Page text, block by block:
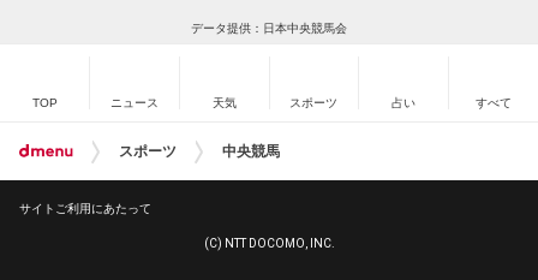
データ提供：日本中央競馬会
TOP ニュース 天気 スポーツ 占い すべて
スポーツ 中央競馬
サイトご利用にあたって
(C) NTT DOCOMO, INC.